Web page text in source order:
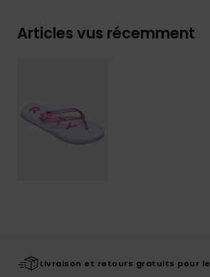
Articles vus récemment
Livraison et retours gratuits pour